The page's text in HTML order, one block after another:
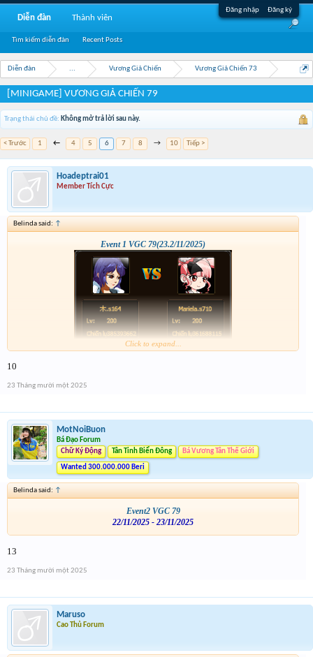
Đăng nhập Đăng ký
Diễn đàn ... Vương Giả Chiến Vương Giả Chiến 73
[MINIGAME] VƯƠNG GIẢ CHIẾN 79
Trạng thái chủ đề: Không mở trả lời sau này.
< Trước 1 ← 4 5 6 7 8 → 10 Tiếp >
Hoadeptrai01
Member Tích Cực
Belinda said: ↑
Event 1 VGC 79(23.2/11/2025)
Click to expand...
10
23 Tháng mười một 2025
MotNoiBuon
Bá Đạo Forum
Chữ Ký Động
Tân Tinh Biển Đông Bá Vương Tân Thế Giới
Wanted 300.000.000 Beri
Belinda said: ↑
Event2 VGC 79
22/11/2025 - 23/11/2025
13
23 Tháng mười một 2025
Maruso
Cao Thủ Forum
Diễn đàn
Tìm kiếm diễn đàn Recent Posts
Thành viên